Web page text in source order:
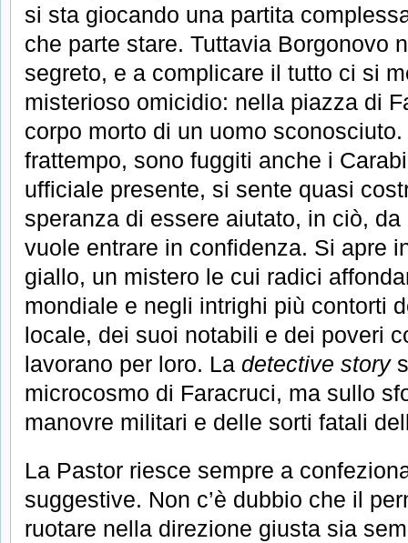
si sta giocando una partita
che parte stare. Tuttavia Borgonovo
segreto, e a complicare il tutto ci si
misterioso omicidio: nella piazza di
corpo morto di un uomo
frattempo, sono fuggiti anche i
ufficiale presente, si sente quasi
speranza di essere aiutato, in ciò,
vuole entrare in confidenza. Si apre
giallo, un mistero le cui radici
mondiale e negli intrighi più contorti
locale, dei suoi notabili e dei poveri
lavorano per loro. La detective story
microcosmo di Faracruci, ma sullo
manovre militari e delle sorti fatali
La Pastor riesce sempre a
suggestive. Non c’è dubbio che il
ruotare nella direzione giusta sia